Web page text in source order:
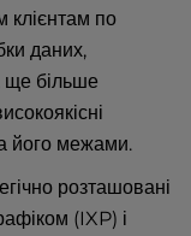
клієнтам по
даних,
ще більше
його межами.
розташовані
(IXP) і